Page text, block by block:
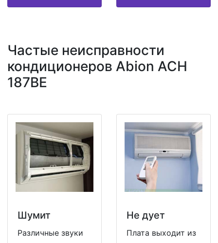
Частые неисправности
кондиционеров Abion ACH
187BE
Шумит
Различные звуки
Не дует
Плата выходит из